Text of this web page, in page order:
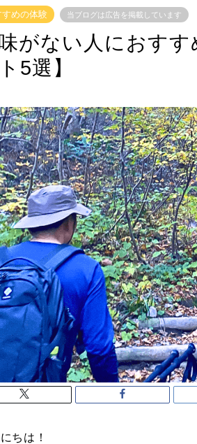
すめの体験 当ブログは広告を掲載しています
がない人におす
5選】
ちは！